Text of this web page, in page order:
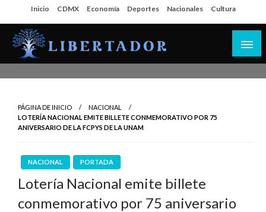
al
contenido
Inicio CDMX Economía Deportes Nacionales Cultura
PÁGINA DE INICIO
NACIONAL
LOTERÍA NACIONAL EMITE BILLETE CONMEMORATIVO POR 75
ANIVERSARIO DE LA FCPYS DE LA UNAM
NACIONAL PORTADA
Lotería Nacional emite billete
conmemorativo por 75 aniversario